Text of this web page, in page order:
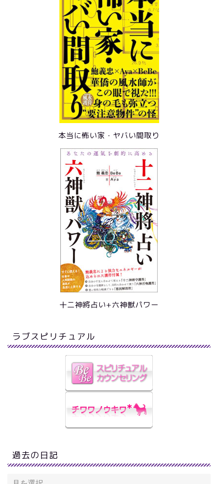
本当に怖い家・ヤバい間取り
十二神將占い+六神獣パワー
ラブスピリチュアル
過去の日記